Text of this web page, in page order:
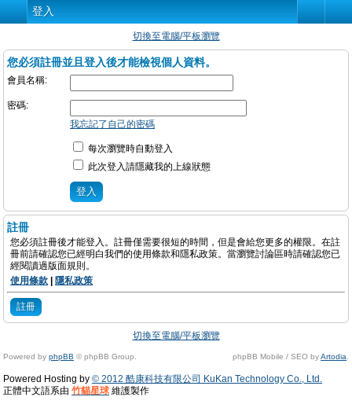
登入
切換至電腦/平板瀏覽
您必須註冊並且登入後才能檢視個人資料。
會員名稱:
密碼:
我忘記了自己的密碼
每次瀏覽時自動登入
此次登入請隱藏我的上線狀態
註冊
您必須註冊後才能登入。註冊僅需要很短的時間，但是會給您更多的權限。在註
冊前請確認您已經明白我們的使用條款和隱私政策。當瀏覽討論區時請確認您已
經閱讀過版面規則。
使用條款
隱私政策
註冊
切換至電腦/平板瀏覽
Powered by phpBB © phpBB Group. phpBB Mobile / SEO byArtodia
Powered Hosting by © 2012 酷康科技有限公司 KuKan Technology Co., Ltd.
正體中文語系由 竹貓星球 維護製作